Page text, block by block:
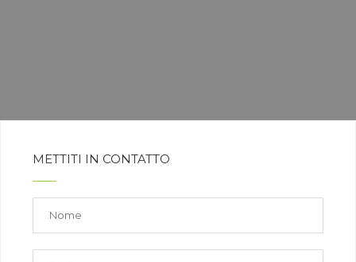
METTITI IN CONTATTO